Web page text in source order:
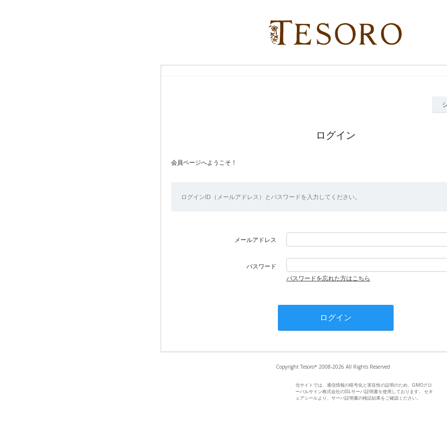
ログイン
会員ページへようこそ！
ログインID（メールアドレス）とパスワードを入力してください。
メールアドレス
パスワード
パスワードを忘れた方はこちら
Copyright Tesoro* 2008-2026 All Rights Reserved
当サイトでは、通信情報の暗号化と実在性の証明のため、GMOグロ
ーバルサイン株式会社のSSLサーバ証明書を使用しております。 セキ
ュアシールより、サーバ証明書の検証結果をご確認ください。